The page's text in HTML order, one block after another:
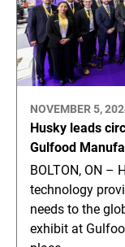
NOVEMBER 5,
Husky leads
Gulfood
BOLTON, ON –
technology
needs to the
exhibit at